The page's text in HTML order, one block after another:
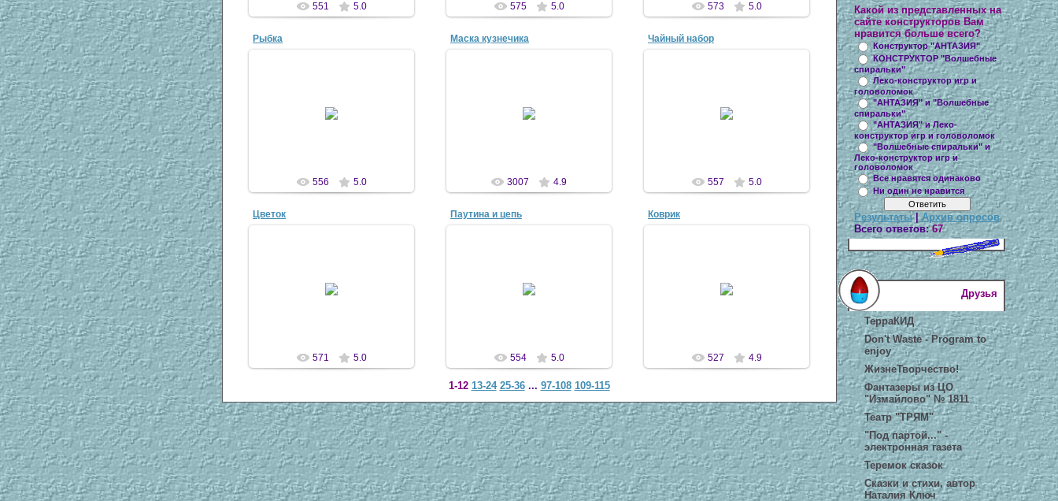
551 5.0 575 5.0 573 5.0
Рыбка
556 5.0
Маска кузнечика
3007 4.9
Чайный набор
557 5.0
Цветок
571 5.0
Паутина и цепь
554 5.0
Коврик
527 4.9
1-12 13-24 25-36 ... 97-108 109-115
Какой из представленных на
сайте конструкторов Вам
нравится больше всего?
Конструктор "АНТАЗИЯ"
КОНСТРУКТОР "Волшебные
спиральки"
Леко-конструктор игр и
головоломок
"АНТАЗИЯ" и "Волшебные
спиральки"
"АНТАЗИЯ" и Леко-
конструктор игр и головоломок
"Волшебные спиральки" и
Леко-конструктор игр и
головоломок
Все нравятся одинаково
Ни один не нравится
Результаты|Архив опросов
Всего ответов:67
Друзья
ТерраКИД
Don't Waste - Program to
enjoy
ЖизнеТворчество!
Фантазеры из ЦО
"Измайлово" № 1811
Театр "ТРЯМ"
"Под партой..." -
электронная газета
Теремок сказок
Сказки и стихи, автор
Наталия Ключ